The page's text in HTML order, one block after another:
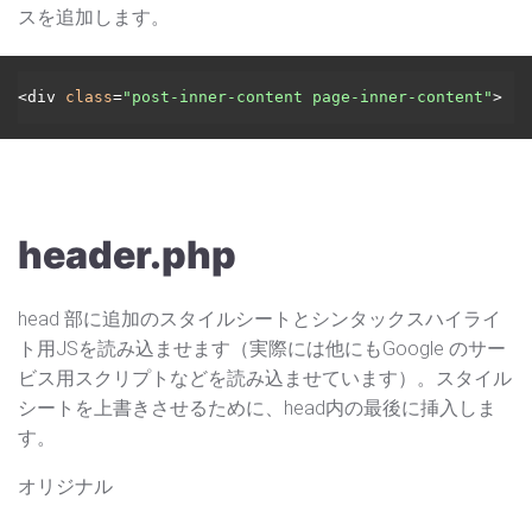
スを追加します。
<div class="post-inner-content page-inner-content"
header.php
head 部に追加のスタイルシートとシンタックスハイライ
ト用JSを読み込ませます（実際には他にもGoogle のサー
ビス用スクリプトなどを読み込ませています）。スタイル
シートを上書きさせるために、head内の最後に挿入しま
す。
オリジナル